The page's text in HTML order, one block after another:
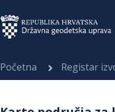
Početna Registar